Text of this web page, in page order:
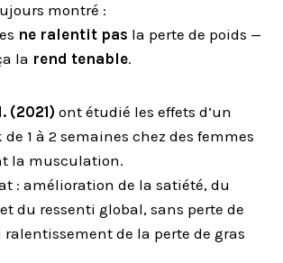
montré :
ne ralentit pas la perte de poids —
la rend tenable.
(2021) ont étudié les effets d’un
1 à 2 semaines chez des femmes
la musculation.
: amélioration de la satiété, du
du ressenti global, sans perte de
de la perte de gras